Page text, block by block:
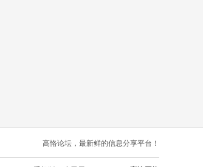
高恪论坛，最新鲜的信息分享平台！